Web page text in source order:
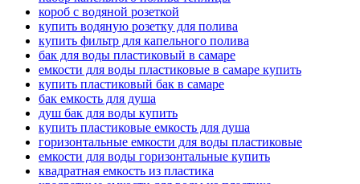
короб с водяной розеткой
купить водяную розетку для полива
купить фильтр для капельного полива
бак для воды пластиковый в самаре
емкости для воды пластиковые в самаре купить
купить пластиковый бак в самаре
бак емкость для душа
душ бак для воды купить
купить пластиковые емкость для душа
горизонтальные емкости для воды пластиковые
емкости для воды горизонтальные купить
квадратная емкость из пластика